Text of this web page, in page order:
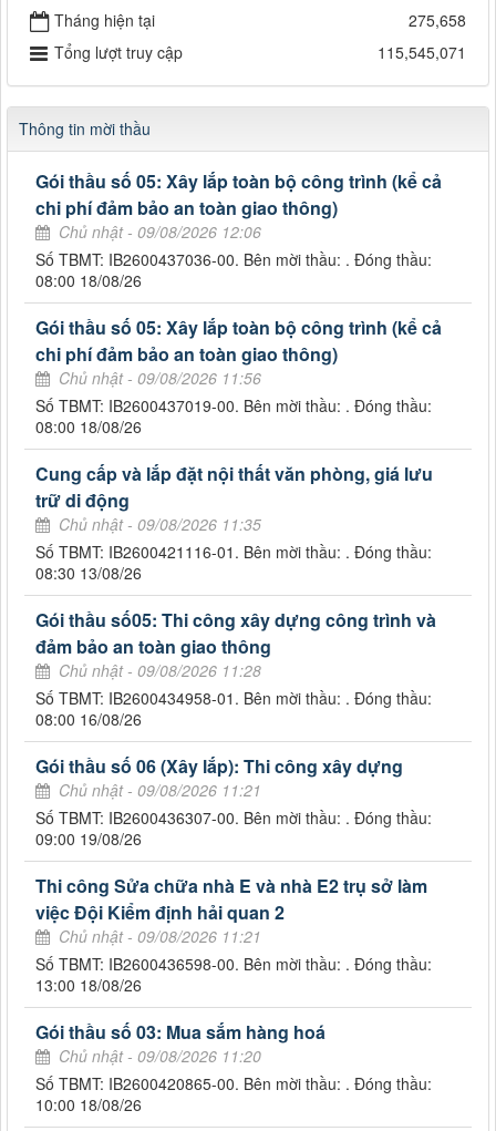
Tháng hiện tại
275,658
Tổng lượt truy cập
115,545,071
Thông tin mời thầu
Gói thầu số 05: Xây lắp toàn bộ công trình (kể cả
chi phí đảm bảo an toàn giao thông)
Chủ nhật - 09/08/2026 12:06
Số TBMT: IB2600437036-00. Bên mời thầu: . Đóng thầu:
08:00 18/08/26
Gói thầu số 05: Xây lắp toàn bộ công trình (kể cả
chi phí đảm bảo an toàn giao thông)
Chủ nhật - 09/08/2026 11:56
Số TBMT: IB2600437019-00. Bên mời thầu: . Đóng thầu:
08:00 18/08/26
Cung cấp và lắp đặt nội thất văn phòng, giá lưu
trữ di động
Chủ nhật - 09/08/2026 11:35
Số TBMT: IB2600421116-01. Bên mời thầu: . Đóng thầu:
08:30 13/08/26
Gói thầu số05: Thi công xây dựng công trình và
đảm bảo an toàn giao thông
Chủ nhật - 09/08/2026 11:28
Số TBMT: IB2600434958-01. Bên mời thầu: . Đóng thầu:
08:00 16/08/26
Gói thầu số 06 (Xây lắp): Thi công xây dựng
Chủ nhật - 09/08/2026 11:21
Số TBMT: IB2600436307-00. Bên mời thầu: . Đóng thầu:
09:00 19/08/26
Thi công Sửa chữa nhà E và nhà E2 trụ sở làm
việc Đội Kiểm định hải quan 2
Chủ nhật - 09/08/2026 11:21
Số TBMT: IB2600436598-00. Bên mời thầu: . Đóng thầu:
13:00 18/08/26
Gói thầu số 03: Mua sắm hàng hoá
Chủ nhật - 09/08/2026 11:20
Số TBMT: IB2600420865-00. Bên mời thầu: . Đóng thầu:
10:00 18/08/26